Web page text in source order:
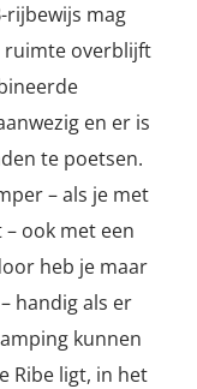
rijbewijs mag
ruimte overblijft
en er is
te poetsen.
– als je met
ook met een
heb je maar
handig als er
kunnen
Ribe ligt, in het